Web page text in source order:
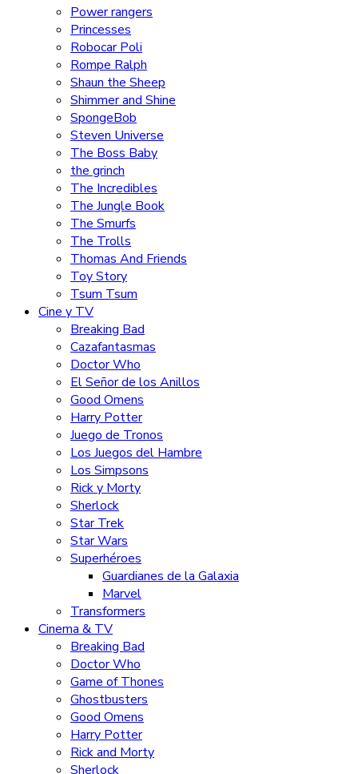
Power rangers
Princesses
Robocar Poli
Rompe Ralph
Shaun the Sheep
Shimmer and Shine
SpongeBob
Steven Universe
The Boss Baby
the grinch
The Incredibles
The Jungle Book
The Smurfs
The Trolls
Thomas And Friends
Toy Story
Tsum Tsum
Cine y TV
Breaking Bad
Cazafantasmas
Doctor Who
El Señor de los Anillos
Good Omens
Harry Potter
Juego de Tronos
Los Juegos del Hambre
Los Simpsons
Rick y Morty
Sherlock
Star Trek
Star Wars
Superhéroes
Guardianes de la Galaxia
Marvel
Transformers
Cinema & TV
Breaking Bad
Doctor Who
Game of Thones
Ghostbusters
Good Omens
Harry Potter
Rick and Morty
Sherlock